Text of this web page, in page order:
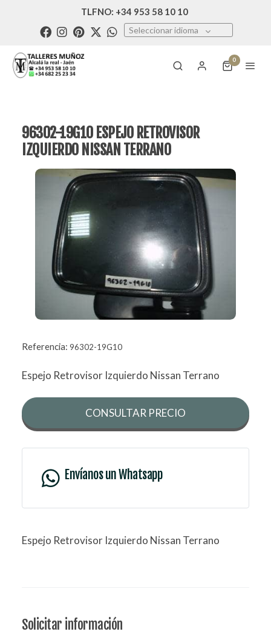
TLFNO: +34 953 58 10 10
Seleccionar idioma
0
96302-19G10 ESPEJO RETROVISOR
IZQUIERDO NISSAN TERRANO
Referencia: 96302-19G10
Espejo Retrovisor Izquierdo Nissan Terrano
CONSULTAR PRECIO
Envíanos un Whatsapp
Espejo Retrovisor Izquierdo Nissan Terrano
Solicitar información